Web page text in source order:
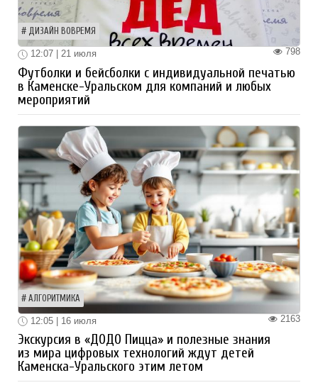
ДИЗАЙН ВОВРЕМЯ
798
12:07 | 21 июля
Футболки и бейсболки с индивидуальной печатью
в Каменске-Уральском для компаний и любых
мероприятий
АЛГОРИТМИКА
2163
12:05 | 16 июля
Экскурсия в «ДОДО Пицца» и полезные знания
из мира цифровых технологий ждут детей
Каменска-Уральского этим летом